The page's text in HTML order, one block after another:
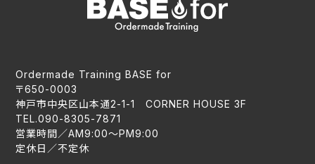
Ordermade Training BASE for
〒650-0003
神戸市中央区山本通2-1-1 CORNER HOUSE 3F
TEL.090-8305-7871
営業時間／AM9:00〜PM9:00
定休日／不定休